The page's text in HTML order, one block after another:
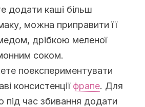
додати каші більш
можна приправити її
дрібкою меленої
соком.
поекспериментувати
консистенції фрапе. Для
під час збивання додати